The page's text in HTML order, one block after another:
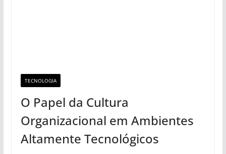
TECNOLOGIA
O Papel da Cultura
Organizacional em Ambientes
Altamente Tecnológicos